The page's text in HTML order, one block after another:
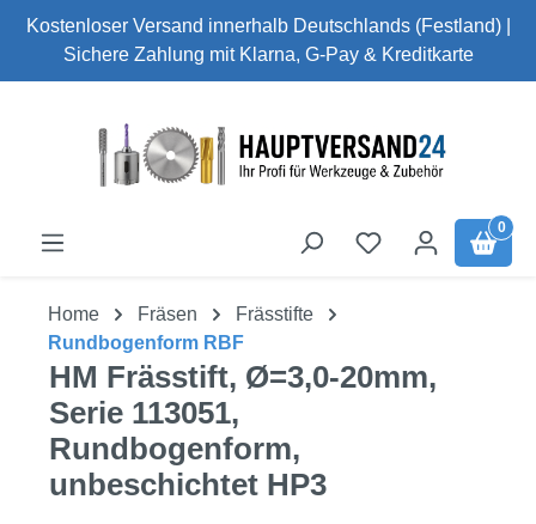
Zum Hauptinhalt springen
Kostenloser Versand innerhalb Deutschlands (Festland) |
Sichere Zahlung mit Klarna, G-Pay & Kreditkarte
0
Home Fräsen
Frässtifte
Rundbogenform RBF
HM Frässtift, Ø=3,0-20mm,
Serie 113051,
Rundbogenform,
unbeschichtet HP3